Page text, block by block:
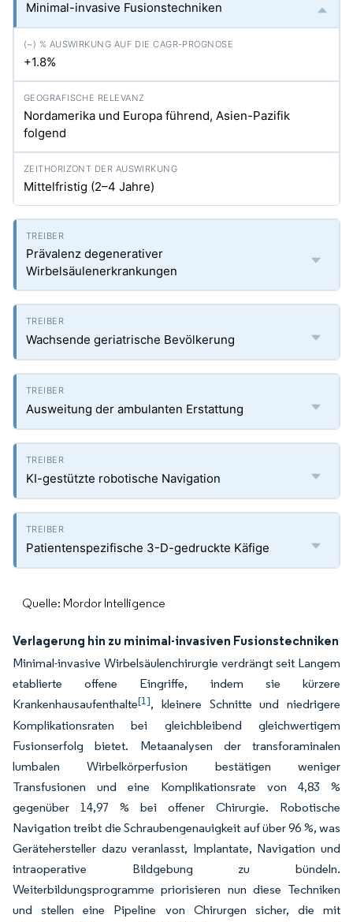
Minimal-invasive Fusionstechniken
+1.8%
Nordamerika und Europa führend, Asien-Pazifik
folgend
Mittelfristig (2–4 Jahre)
Prävalenz degenerativer
Wirbelsäulenerkrankungen
Wachsende geriatrische Bevölkerung
Ausweitung der ambulanten Erstattung
KI-gestützte robotische Navigation
Patientenspezifische 3-D-gedruckte Käfige
Quelle: Mordor Intelligence
Verlagerung hin zu minimal-invasiven Fusionstechniken
Minimal-invasive Wirbelsäulenchirurgie verdrängt seit Langem
etablierte offene Eingriffe, indem sie kürzere
Krankenhausaufenthalte[1], kleinere Schnitte und niedrigere
Komplikationsraten bei gleichbleibend gleichwertigem
Fusionserfolg bietet. Metaanalysen der transforaminalen
lumbalen Wirbelkörperfusion bestätigen weniger
Transfusionen und eine Komplikationsrate von 4,83 %
gegenüber 14,97 % bei offener Chirurgie. Robotische
Navigation treibt die Schraubengenauigkeit auf über 96 %, was
Gerätehersteller dazu veranlasst, Implantate, Navigation und
intraoperative Bildgebung zu bündeln.
Weiterbildungsprogramme priorisieren nun diese Techniken
und stellen eine Pipeline von Chirurgen sicher, die mit